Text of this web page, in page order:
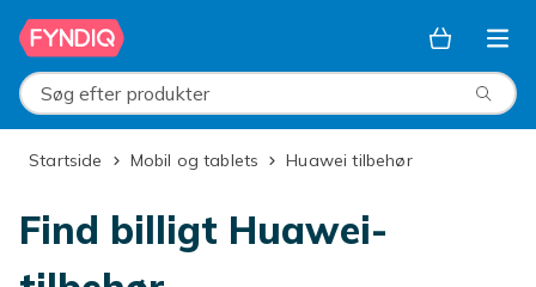
Spring til hovedindhold
Søg efter produkter
Startside Mobil og tablets Huawei tilbehør
Find billigt Huawei-